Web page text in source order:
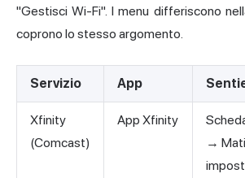
"Gestisci Wi-Fi". I menu differiscono
coprono lo stesso argomento.
Servizio App
Xfinity
(Comcast)
App Xfinity
→